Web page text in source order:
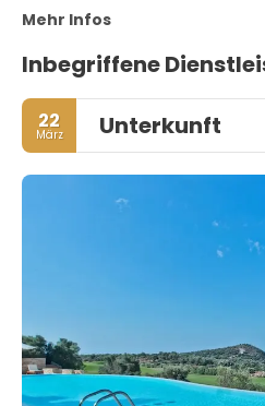
Mehr Infos
Inbegriffene
22
März Unterkunft